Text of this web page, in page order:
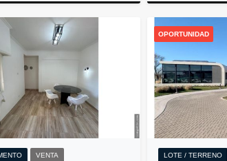
$11.111
VENTA
OPORTUNIDAD
LOTE / TERRENO